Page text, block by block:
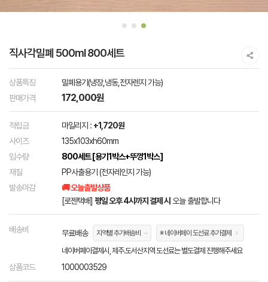
직사각밀폐 500ml 800세트
상품특징
밀폐용기(냉장,냉동,전자렌지 가능)
판매가격
172,000원
적립금 마일리지 : +1,720원
사이즈
135x103xh60mm
입수량
800세트 [용기1박스+뚜껑1박스]
재질
PP사출용기 (전자레인지 가능)
발송마감
🚚 오늘출발상품
[로젠택배] 평일 오후 4시까지 결제 시 오늘 출발합니다
배송비 무료배송 지역별 추가배송비 ※ 네이버페이 도선료 추가결제
네이버페이결제시, 제주.도서산지역 도선료는 별도결제 진행해주세요
상품코드 1000003529